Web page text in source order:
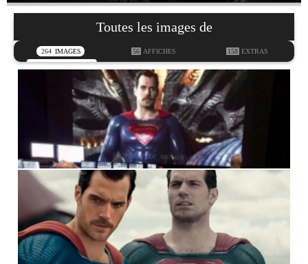
Toutes les images de
264 IMAGES 56 AFFICHES 158 EXTRAS